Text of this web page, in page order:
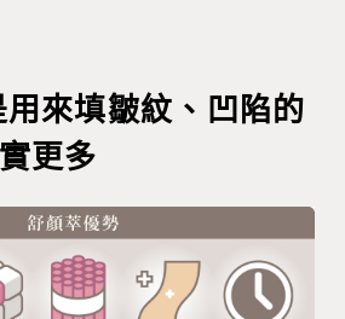
來填皺紋、凹陷的
更多